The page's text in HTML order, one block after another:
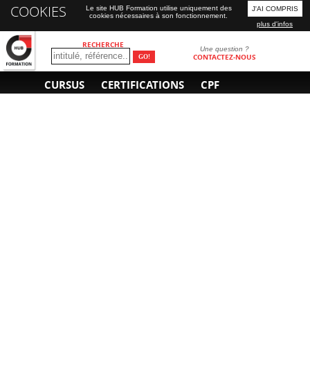
RECHERCHE Une question ?
CONTACTEZ-NOUS
CURSUS CERTIFICATIONS CPF
COOKIES
Le site HUB Formation utilise uniquement des
cookies nécessaires à son fonctionnement.
J'AI COMPRIS
plus d'infos